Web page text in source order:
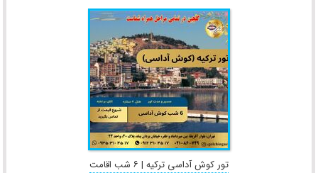
تور کوش آداسی ترکیه | ۶ شب اقامت